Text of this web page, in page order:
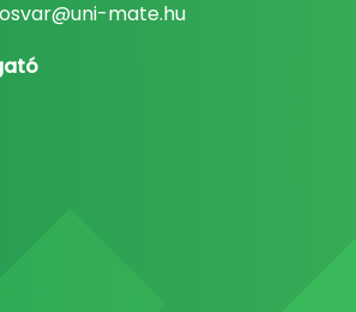
mate.hu